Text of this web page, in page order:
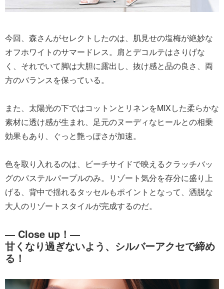
今回、森さんがセレクトしたのは、肌見せの塩梅が絶妙な
オフホワイトのサマードレス。肩とデコルテはさりげな
く、それでいて脚は大胆に露出し、抜け感と品の良さ、両
方のバランスを保っている。
また、太陽光の下ではコットンとリネンをMIXした柔らかな
素材に透け感が生まれ、足元のヌーディなヒールとの相乗
効果もあり、ぐっと艶っぽさが加速。
色を取り入れるのは、ビーチサイドで映えるクラッチバッ
グのパステルパープルのみ。リゾート気分を存分に盛り上
げる、背中で揺れるタッセルもポイントとなって、洒脱な
大人のリゾートスタイルが完成するのだ。
― Close up！―
甘くなり過ぎないよう、シルバーアクセで締め
る！